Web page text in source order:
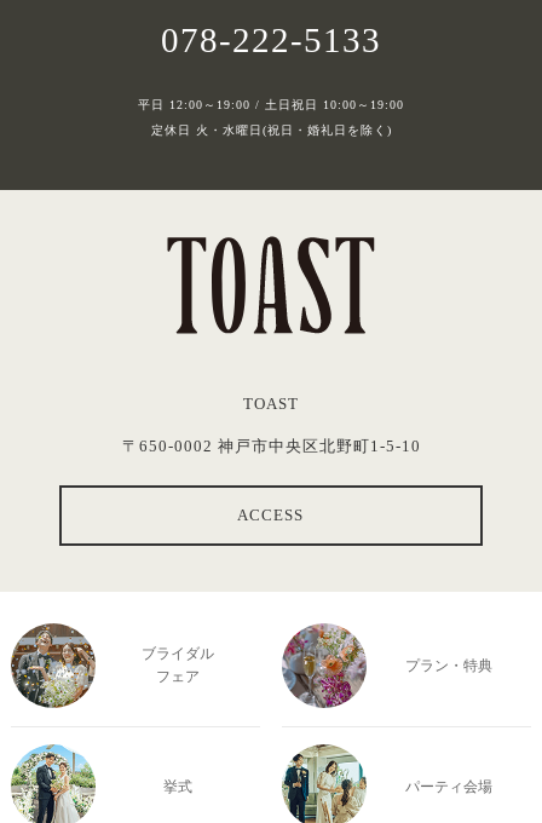
078-222-5133
平日 12:00～19:00 / 土日祝日 10:00～19:00
定休日 火・水曜日(祝日・婚礼日を除く)
TOAST
〒650-0002 神戸市中央区北野町1-5-10
ACCESS
ブライダル
フェア
プラン・特典
挙式 パーティ会場